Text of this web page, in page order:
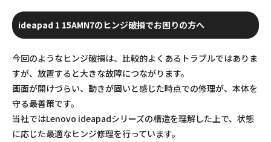
ideapad 1 15AMN7のヒンジ破損でお困りの方へ
今回のようなヒンジ破損は、比較的よくあるトラブルではありま
すが、放置すると大きな故障につながります。
画面が開けづらい、動きが固いと感じた時点での修理が、本体を
守る最善策です。
当社ではLenovo ideapadシリーズの構造を理解した上で、状態
に応じた最適なヒンジ修理を行っています。